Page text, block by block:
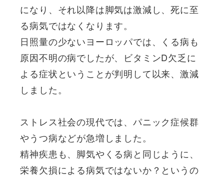
になり、それ以降は脚気は激減し、死に至
る病気ではなくなります。
日照量の少ないヨーロッパでは、くる病も
原因不明の病でしたが、ビタミンD欠乏に
よる症状ということが判明して以来、激減
しました。
ストレス社会の現代では、パニック症候群
やうつ病などが急増しました。
精神疾患も、脚気やくる病と同じように、
栄養欠損による病気ではないか？というの